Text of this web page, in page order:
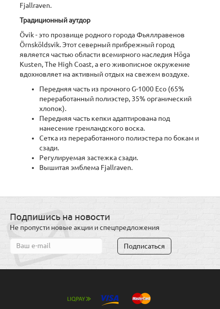
Fjallraven.
Традиционный аутдор
Övik - это прозвище родного города Фьяллравенов
Örnsköldsvik. Этот северный прибрежный город
является частью области всемирного наследия Höga
Kusten, The High Coast, а его живописное окружение
вдохновляет на активный отдых на свежем воздухе.
Передняя часть из прочного G-1000 Eco (65%
переработанный полиэстер, 35% органический
хлопок).
Передняя часть кепки адаптирована под
нанесение гренландского воска.
Сетка из переработанного полиэстера по бокам и
сзади.
Регулируемая застежка сзади.
Вышитая эмблема Fjallraven.
Подпишись на новости
Не пропусти новые акции и спецпредложения
Подписаться